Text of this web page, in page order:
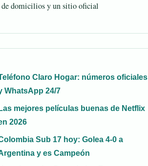
de domicilios y un sitio oficial
Claro Hogar: números oficiales
WhatsApp 24/7
Las mejores películas buenas de Netflix
2026
Sub 17 hoy: Golea 4-0 a
y es Campeón